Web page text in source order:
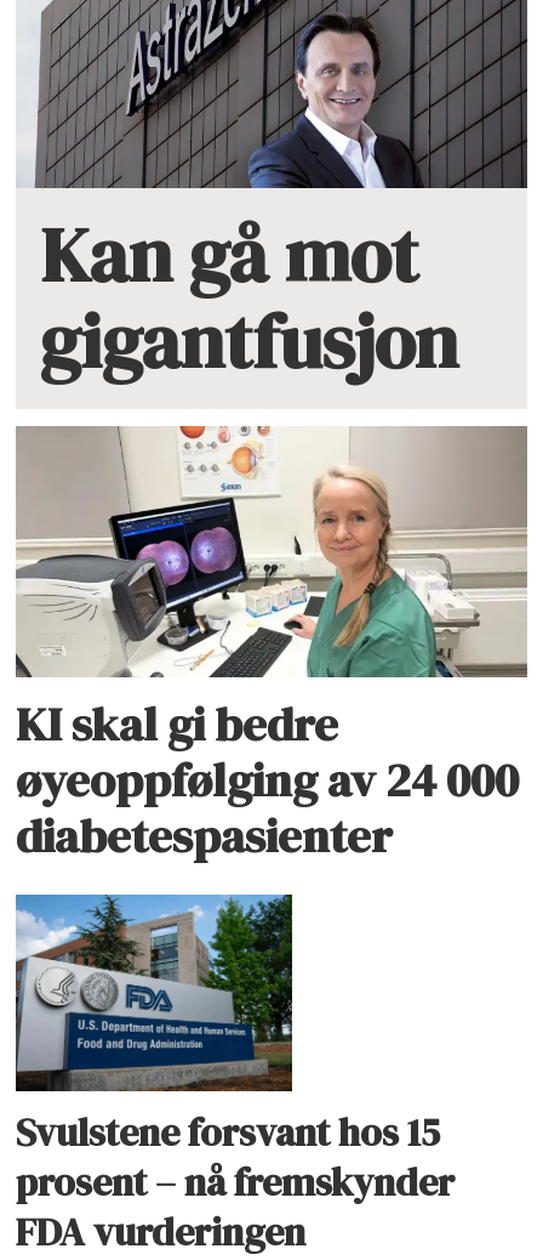
Kan gå mot
gigantfusjon
KI skal gi bedre
øyeoppfølging av 24 000
diabetespasienter
Svulstene forsvant hos 15
prosent – nå fremskynder
FDA vurderingen